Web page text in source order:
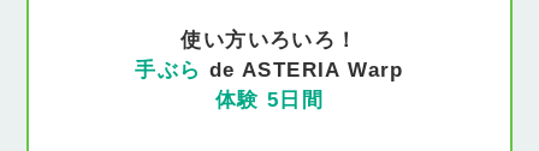
使い方いろいろ！
手ぶら de ASTERIA Warp
体験 5日間